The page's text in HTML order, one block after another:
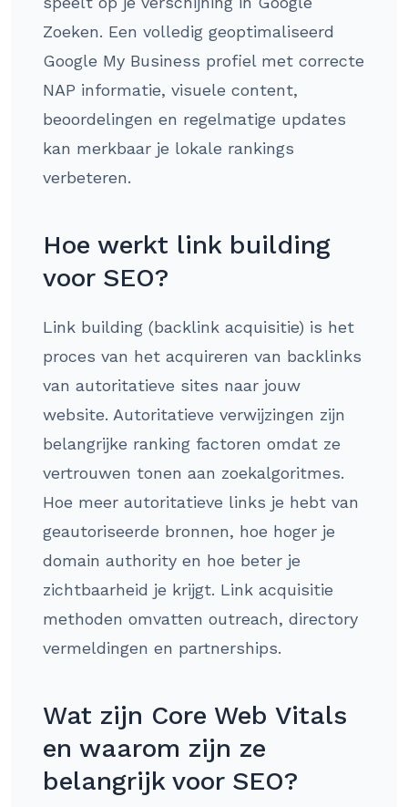
Zoeken. Een volledig geoptimaliseerd
Google My Business profiel met correcte
NAP informatie, visuele content,
beoordelingen en regelmatige updates
kan merkbaar je lokale rankings
verbeteren.
Hoe werkt link building
voor SEO?
Link building (backlink acquisitie) is het
proces van het acquireren van backlinks
van autoritatieve sites naar jouw
website. Autoritatieve verwijzingen zijn
belangrijke ranking factoren omdat ze
vertrouwen tonen aan zoekalgoritmes.
Hoe meer autoritatieve links je hebt van
geautoriseerde bronnen, hoe hoger je
domain authority en hoe beter je
zichtbaarheid je krijgt. Link acquisitie
methoden omvatten outreach, directory
vermeldingen en partnerships.
Wat zijn Core Web Vitals
en waarom zijn ze
belangrijk voor SEO?